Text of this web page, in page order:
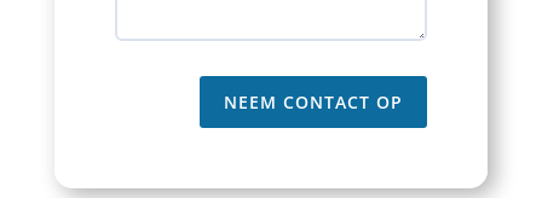
NEEM CONTACT OP